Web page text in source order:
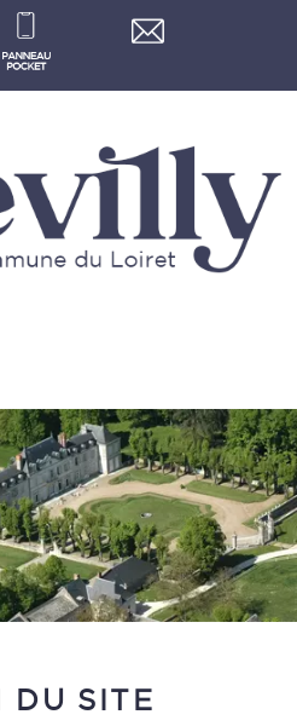
DU SITE